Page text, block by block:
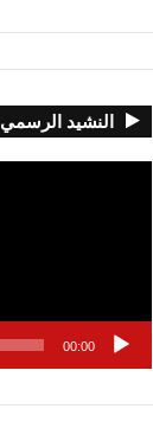
النشيد الرسمي
00:00